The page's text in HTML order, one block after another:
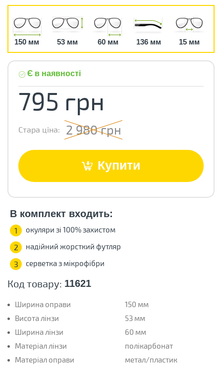
150 мм 53 мм 60 мм 136 мм 15 мм
Код товару: 11621
Ширина оправи
150 мм
Висота лінзи
53 мм
Ширина лінзи
60 мм
Матеріал лінзи
полікарбонат
Матеріал оправи
метал/пластик
Є в наявності
795 грн
Стара ціна: 2 980 грн
Купити
В комплект входить:
1 окуляри зі 100% захистом
2 надійний жорсткий футляр
3 серветка з мікрофібри